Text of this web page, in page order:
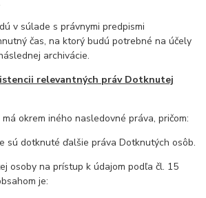
v súlade s právnymi predpismi
čas, na ktorý budú potrebné na účely
archivácie.
relevantných práv Dotknutej
okrem iného nasledovné práva, pričom:
sú dotknuté ďalšie práva Dotknutých osôb.
osoby na prístup k údajom podľa čl. 15
je: